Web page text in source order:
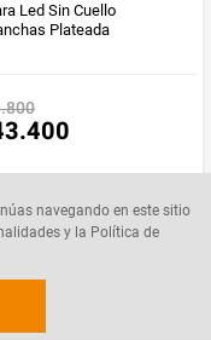
navegando en este sitio
y la Política de
Led Sin Cuello
Plateada
.800
.400